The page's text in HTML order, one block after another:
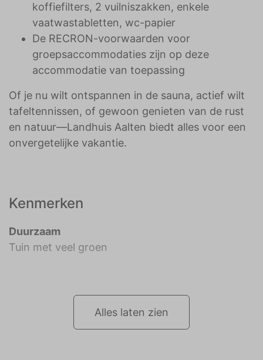
koffiefilters, 2 vuilniszakken, enkele
vaatwastabletten, wc-papier
De RECRON-voorwaarden voor
groepsaccommodaties zijn op deze
accommodatie van toepassing
Of je nu wilt ontspannen in de sauna, actief wilt
tafeltennissen, of gewoon genieten van de rust
en natuur—Landhuis Aalten biedt alles voor een
onvergetelijke vakantie.
Kenmerken
Duurzaam
Tuin met veel groen
Alles laten zien